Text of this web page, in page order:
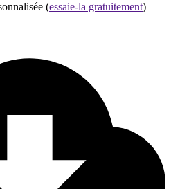
(essaie-la gratuitement)